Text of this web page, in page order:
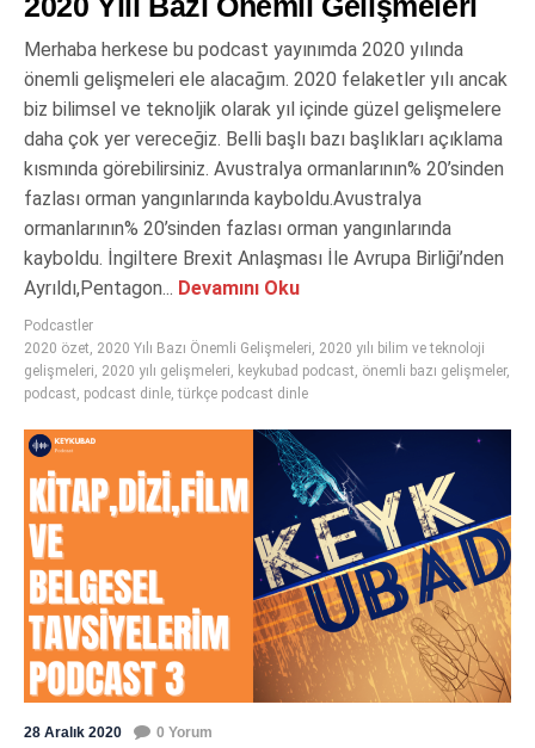
Merhaba herkese bu podcast yayınımda 2020 yılında
önemli gelişmeleri ele alacağım. 2020 felaketler yılı ancak
biz bilimsel ve teknoljik olarak yıl içinde güzel gelişmelere
daha çok yer vereceğiz. Belli başlı bazı başlıkları açıklama
kısmında görebilirsiniz. Avustralya ormanlarının% 20’sinden
fazlası orman yangınlarında kayboldu.Avustralya
ormanlarının% 20’sinden fazlası orman yangınlarında
kayboldu. İngiltere Brexit Anlaşması İle Avrupa Birliği’nden
Ayrıldı,Pentagon... Devamını Oku
Podcastler
2020 özet, 2020 Yılı Bazı Önemli Gelişmeleri, 2020 yılı bilim ve teknoloji
gelişmeleri, 2020 yılı gelişmeleri, keykubad podcast, önemli bazı gelişmeler,
podcast, podcast dinle,türkçe podcast dinle
28 Aralık 2020 0 Yorum